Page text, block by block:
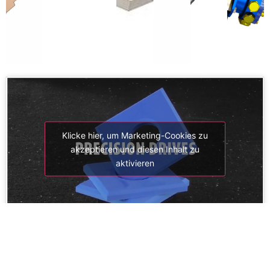
Klicke hier, um Marketing-Cookies zu
akzeptieren und diesen Inhalt zu
aktivieren